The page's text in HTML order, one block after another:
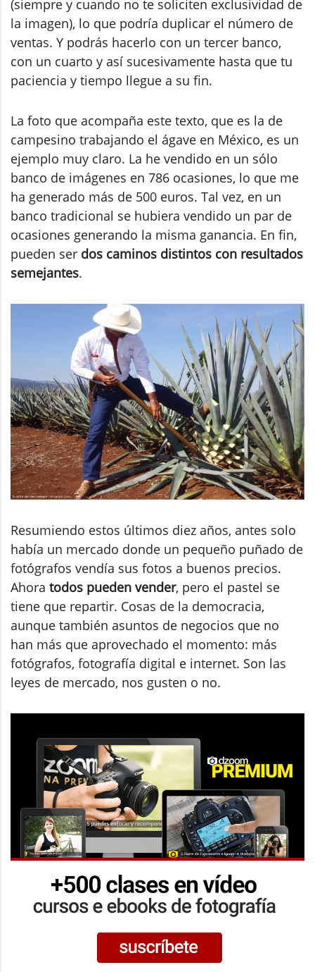
(siempre y cuando no te soliciten exclusividad de
la imagen), lo que podría duplicar el número de
ventas. Y podrás hacerlo con un tercer banco,
con un cuarto y así sucesivamente hasta que tu
paciencia y tiempo llegue a su fin.
La foto que acompaña este texto, que es la de
campesino trabajando el ágave en México, es un
ejemplo muy claro. La he vendido en un sólo
banco de imágenes en 786 ocasiones, lo que me
ha generado más de 500 euros. Tal vez, en un
banco tradicional se hubiera vendido un par de
ocasiones generando la misma ganancia. En fin,
pueden ser dos caminos distintos con resultados
semejantes.
Resumiendo estos últimos diez años, antes solo
había un mercado donde un pequeño puñado de
fotógrafos vendía sus fotos a buenos precios.
Ahora todos pueden vender, pero el pastel se
tiene que repartir. Cosas de la democracia,
aunque también asuntos de negocios que no
han más que aprovechado el momento: más
fotógrafos, fotografía digital e internet. Son las
leyes de mercado, nos gusten o no.